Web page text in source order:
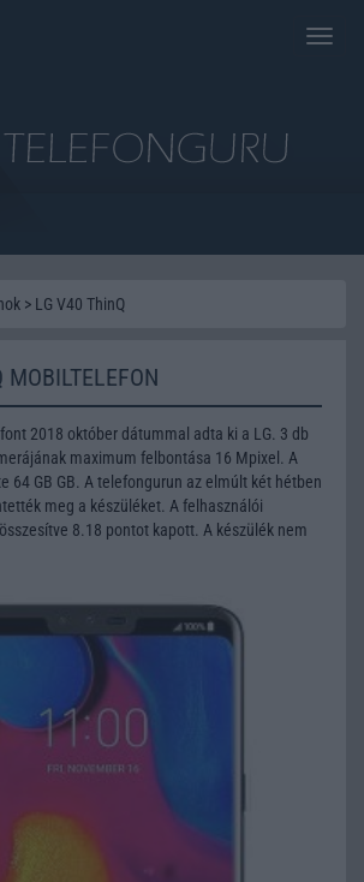
Toggle
> LG V40 ThinQ
2018 október dátummal adta ki a LG. 3 db
maximum felbontása 16 Mpixel. A
64 GB GB. A telefongurun az elmúlt két hétben
meg a készüléket. A felhasználói
8.18 pontot kapott. A készülék nem